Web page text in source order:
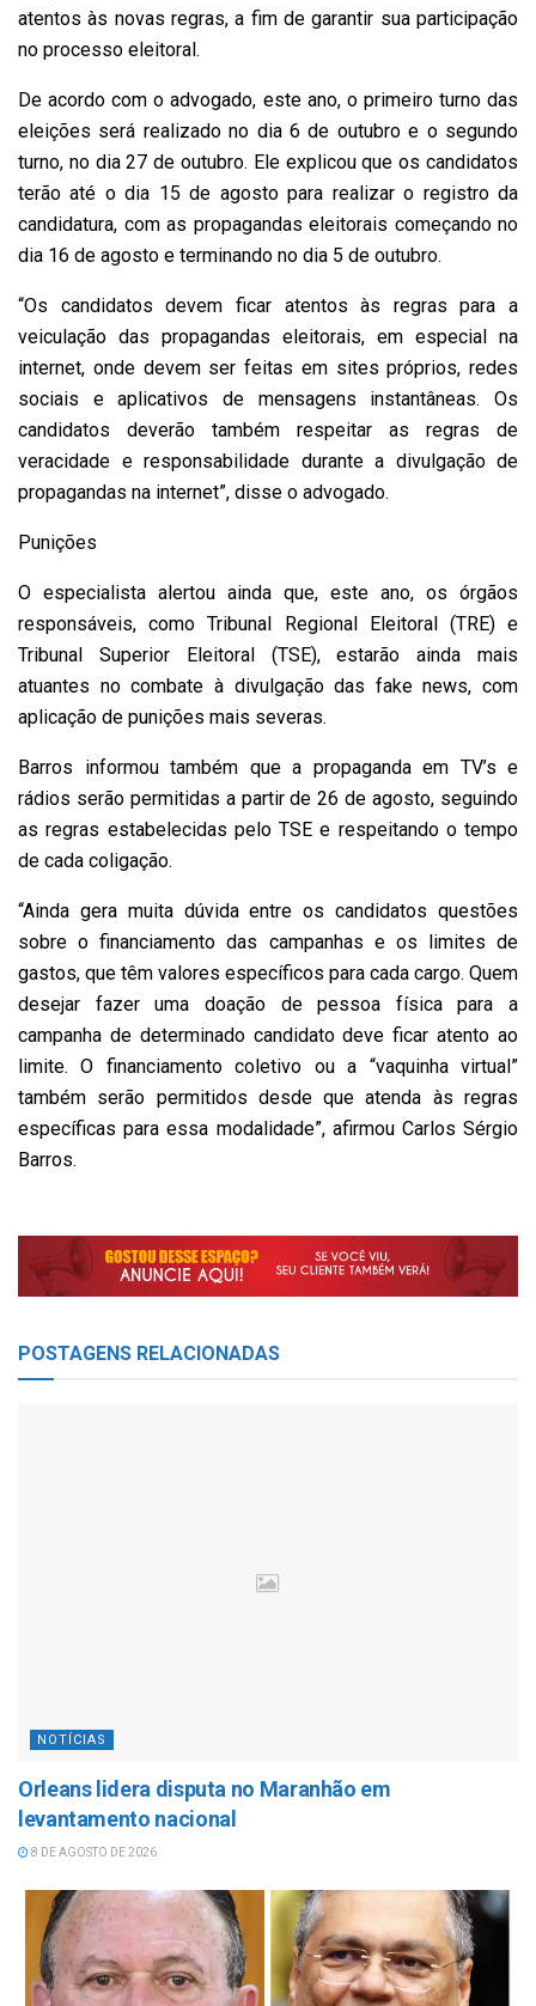
atentos às novas regras, a fim de garantir sua participação
no processo eleitoral.
De acordo com o advogado, este ano, o primeiro turno das
eleições será realizado no dia 6 de outubro e o segundo
turno, no dia 27 de outubro. Ele explicou que os candidatos
terão até o dia 15 de agosto para realizar o registro da
candidatura, com as propagandas eleitorais começando no
dia 16 de agosto e terminando no dia 5 de outubro.
“Os candidatos devem ficar atentos às regras para a
veiculação das propagandas eleitorais, em especial na
internet, onde devem ser feitas em sites próprios, redes
sociais e aplicativos de mensagens instantâneas. Os
candidatos deverão também respeitar as regras de
veracidade e responsabilidade durante a divulgação de
propagandas na internet”, disse o advogado.
Punições
O especialista alertou ainda que, este ano, os órgãos
responsáveis, como Tribunal Regional Eleitoral (TRE) e
Tribunal Superior Eleitoral (TSE), estarão ainda mais
atuantes no combate à divulgação das fake news, com
aplicação de punições mais severas.
Barros informou também que a propaganda em TV’s e
rádios serão permitidas a partir de 26 de agosto, seguindo
as regras estabelecidas pelo TSE e respeitando o tempo
de cada coligação.
“Ainda gera muita dúvida entre os candidatos questões
sobre o financiamento das campanhas e os limites de
gastos, que têm valores específicos para cada cargo. Quem
desejar fazer uma doação de pessoa física para a
campanha de determinado candidato deve ficar atento ao
limite. O financiamento coletivo ou a “vaquinha virtual”
também serão permitidos desde que atenda às regras
específicas para essa modalidade”, afirmou Carlos Sérgio
Barros.
POSTAGENS RELACIONADAS
NOTÍCIAS
Orleans lidera disputa no Maranhão em
levantamento nacional
8 DE AGOSTO DE 2026